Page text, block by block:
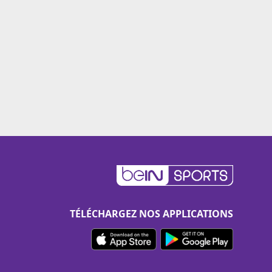
TÉLÉCHARGEZ NOS APPLICATIONS